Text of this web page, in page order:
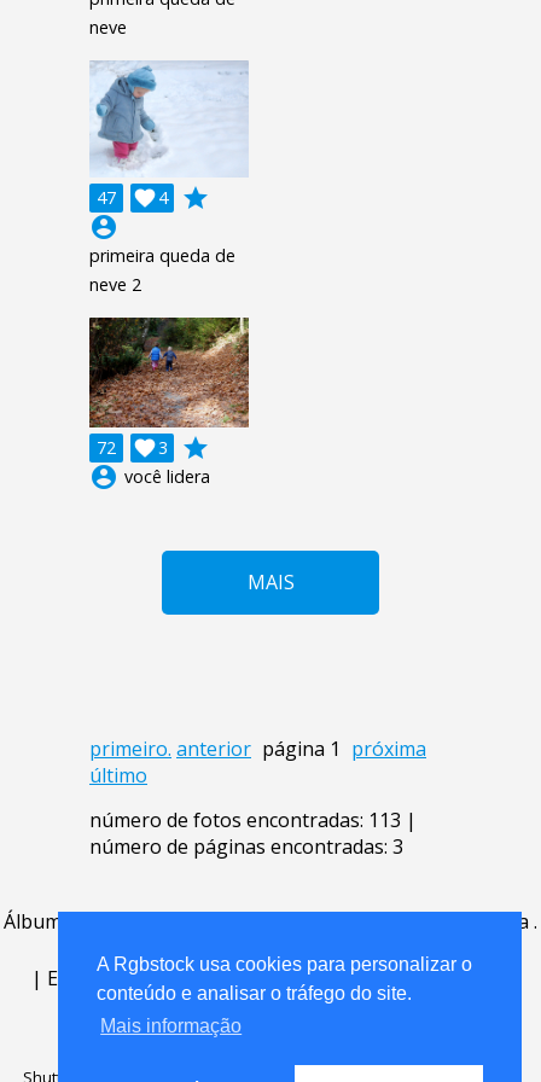
A Rgbstock usa cookies para personalizar o
conteúdo e analisar o tráfego do site.
Mais informação
neve
47 4

grade
account_circle
primeira queda de
neve 2
72 3

grade
account_circle você lidera
MAIS
primeiro. anterior página 1 próxima
último
número de fotos encontradas: 113 |
número de páginas encontradas: 3
Álbum acordo de licença .
| English|Deutsch|Español|Polski|Português
Nederlands|